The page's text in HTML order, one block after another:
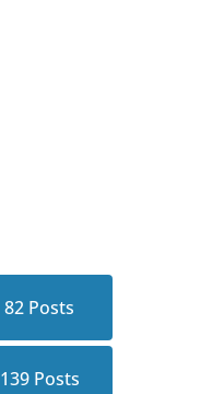
82 Posts
139Posts